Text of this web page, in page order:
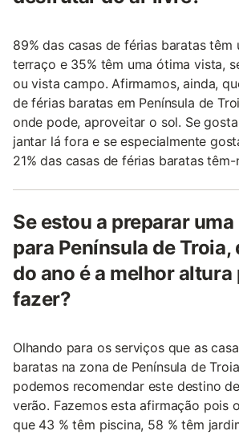
89% das casas de férias baratas têm
terraço e 35% têm uma ótima vista,
ou vista campo. Afirmamos, ainda,
de férias baratas em Península de
onde pode, aproveitar o sol. Se
jantar lá fora e se especialmente
21% das casas de férias baratas têm-
Se estou a preparar
para Península de Troia,
do ano é a melhor altura
fazer?
Olhando para os serviços que as
baratas na zona de Península de
podemos recomendar este destino
verão. Fazemos esta afirmação pois
que 43 % têm piscina, 58 % têm